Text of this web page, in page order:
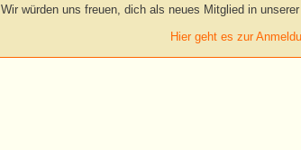
Wir würden uns freuen, dich als neues Mitglied in
Hier geht es zur